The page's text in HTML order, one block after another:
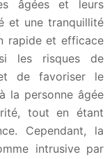
âgées et leurs
et une tranquillité
rapide et efficace
les risques de
de favoriser le
la personne âgée
tout en étant
Cependant, la
intrusive par